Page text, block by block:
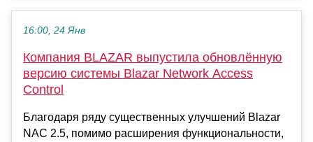
16:00, 24 Янв
Компания BLAZAR выпустила обновлённую
версию системы Blazar Network Access
Control
Благодаря ряду существенных улучшений Blazar
NAC 2.5, помимо расширения функциональности,